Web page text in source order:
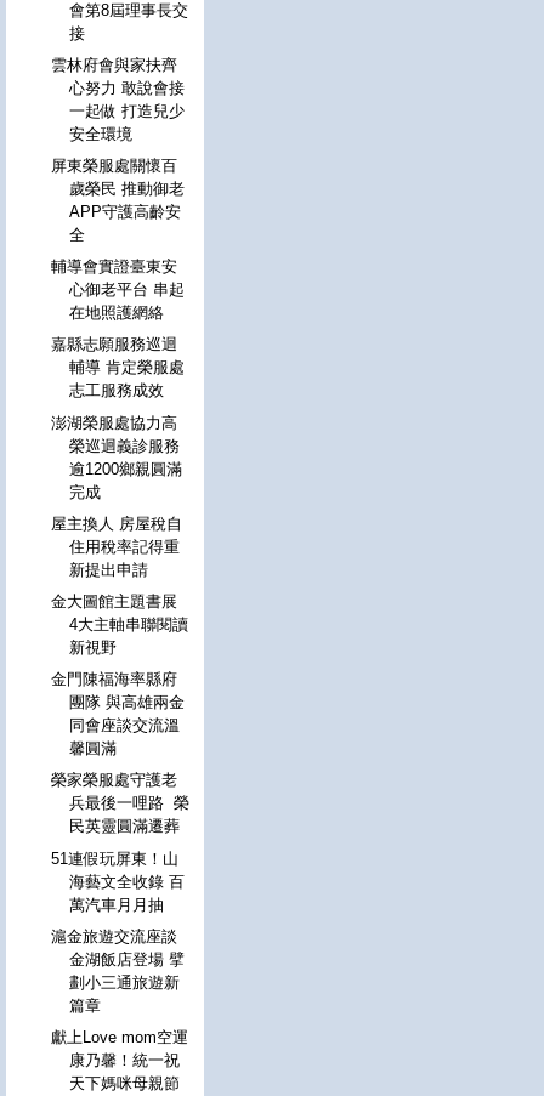
會第8屆理事長交
接
雲林府會與家扶齊
心努力 敢說會接
一起做 打造兒少
安全環境
屏東榮服處關懷百
歲榮民 推動御老
APP守護高齡安
全
輔導會實證臺東安
心御老平台 串起
在地照護網絡
嘉縣志願服務巡迴
輔導 肯定榮服處
志工服務成效
澎湖榮服處協力高
榮巡迴義診服務
逾1200鄉親圓滿
完成
屋主換人 房屋稅自
住用稅率記得重
新提出申請
金大圖館主題書展
4大主軸串聯閱讀
新視野
金門陳福海率縣府
團隊 與高雄兩金
同會座談交流溫
馨圓滿
榮家榮服處守護老
兵最後一哩路 榮
民英靈圓滿遷葬
51連假玩屏東！山
海藝文全收錄 百
萬汽車月月抽
滬金旅遊交流座談
金湖飯店登場 擘
劃小三通旅遊新
篇章
獻上Love mom空運
康乃馨！統一祝
天下媽咪母親節